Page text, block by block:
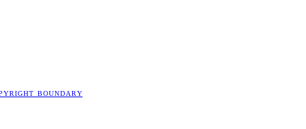
BOUNDARY